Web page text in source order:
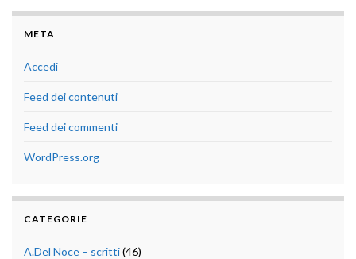
META
Accedi
Feed dei contenuti
Feed dei commenti
WordPress.org
CATEGORIE
A.Del Noce – scritti(46)